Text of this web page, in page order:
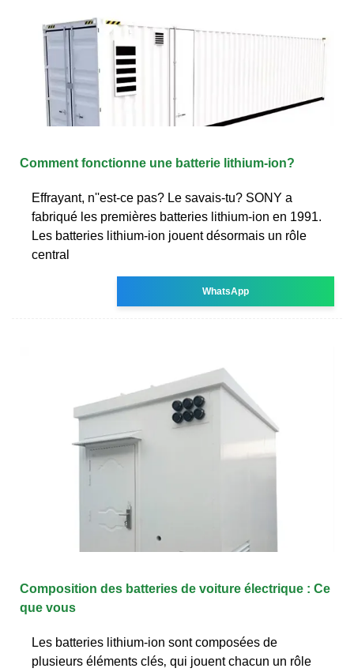
Comment fonctionne une batterie lithium-ion?
Effrayant, n''est-ce pas? Le savais-tu? SONY a
fabriqué les premières batteries lithium-ion en 1991.
Les batteries lithium-ion jouent désormais un rôle
central
WhatsApp
Composition des batteries de voiture électrique : Ce
que vous
Les batteries lithium-ion sont composées de
plusieurs éléments clés‚ qui jouent chacun un rôle